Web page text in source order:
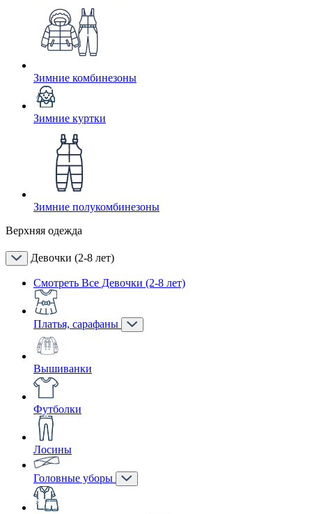
Зимние комбинезоны
Зимние куртки
Зимние полукомбинезоны
Верхняя одежда
Девочки (2-8 лет)
Смотреть Все Девочки (2-8 лет)
Платья, сарафаны
Вышиванки
Футболки
Лосины
Головные уборы